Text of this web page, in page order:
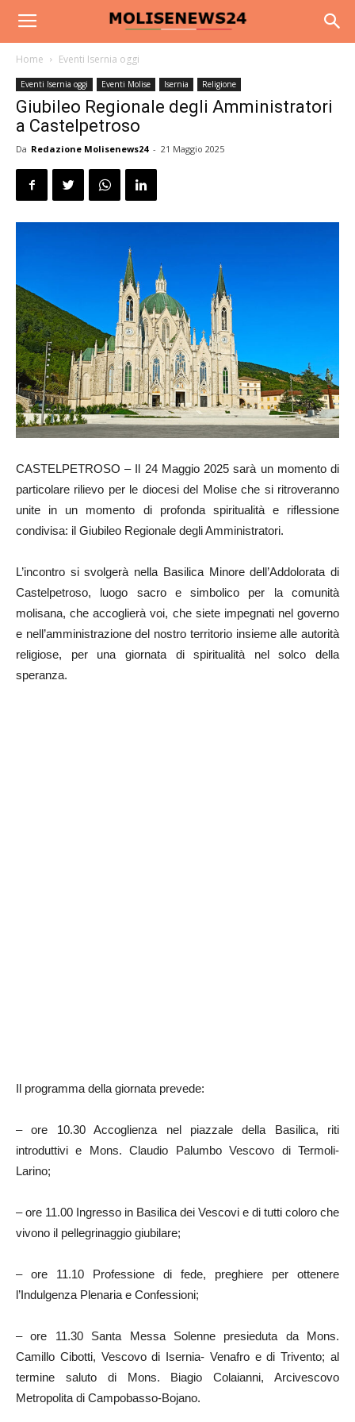
Home Eventi Isernia oggi
Eventi Isernia oggi Eventi Molise Isernia Religione
Giubileo Regionale degli Amministratori
a Castelpetroso
Da Redazione Molisenews24 - 21 Maggio 2025
CASTELPETROSO – Il 24 Maggio 2025 sarà un momento di
particolare rilievo per le diocesi del Molise che si ritroveranno
unite in un momento di profonda spiritualità e riflessione
condivisa: il Giubileo Regionale degli Amministratori.
L’incontro si svolgerà nella Basilica Minore dell’Addolorata di
Castelpetroso, luogo sacro e simbolico per la comunità
molisana, che accoglierà voi, che siete impegnati nel governo
e nell’amministrazione del nostro territorio insieme alle autorità
religiose, per una giornata di spiritualità nel solco della
speranza.
Il programma della giornata prevede:
– ore 10.30 Accoglienza nel piazzale della Basilica, riti
introduttivi e Mons. Claudio Palumbo Vescovo di Termoli-
Larino;
– ore 11.00 Ingresso in Basilica dei Vescovi e di tutti coloro che
vivono il pellegrinaggio giubilare;
– ore 11.10 Professione di fede, preghiere per ottenere
l’Indulgenza Plenaria e Confessioni;
– ore 11.30 Santa Messa Solenne presieduta da Mons.
Camillo Cibotti, Vescovo di Isernia- Venafro e di Trivento; al
termine saluto di Mons. Biagio Colaianni, Arcivescovo
Metropolita di Campobasso-Bojano.